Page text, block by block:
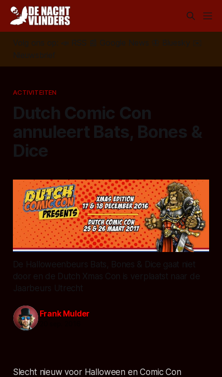
Volg ons op: 📣 RSS 📰 Google News 🦋 Bluesky
✉️
Nieuwsbrief
ACTIVITEITEN
Dutch Comic Con
annuleert Bats, Bones &
Dice
De Halloweenbeurs Bats, Bones & Dice gaat niet
door en de Dutch Xmas Con is verplaatst naar de
Jaarbeurs Utrecht
Frank Mulder
Slecht nieuw voor Halloween en Comic Con